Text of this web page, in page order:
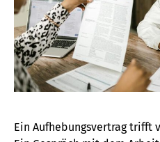
Ein Aufhebungsvertrag trifft